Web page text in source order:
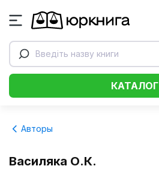
Введіть назву книги
КАТАЛОГ
Авторы
Василяка О.К.